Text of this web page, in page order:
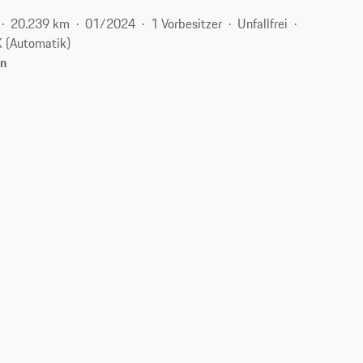
20.239 km 01/2024 1 Vorbesitzer
Unfallfrei
(Automatik)